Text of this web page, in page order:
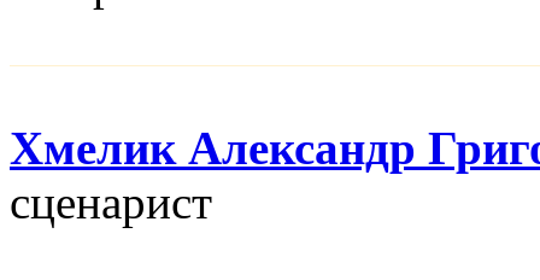
Хмелик Александр
сценарист